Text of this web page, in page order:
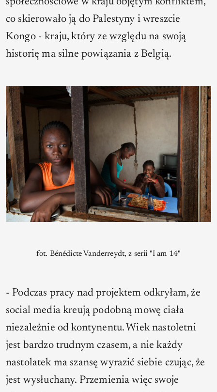
społecznościowe w kraju objętym konfliktem,
co skierowało ją do Palestyny i wreszcie
Kongo - kraju, który ze względu na swoją
historię ma silne powiązania z Belgią.
fot. Bénédicte Vanderreydt, z serii "I am 14"
- Podczas pracy nad projektem odkryłam, że
social media kreują podobną mowę ciała
niezależnie od kontynentu. Wiek nastoletni
jest bardzo trudnym czasem, a nie każdy
nastolatek ma szansę wyrazić siebie czując, że
jest wysłuchany. Przemienia więc swoje